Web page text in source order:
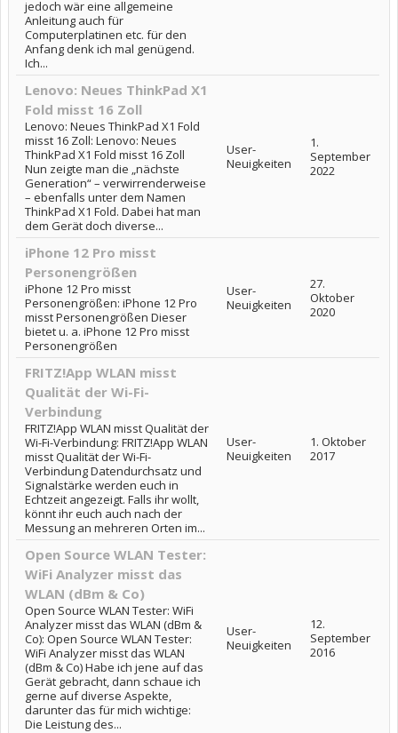
jedoch wär eine allgemeine
Anleitung auch für
Computerplatinen etc. für den
Anfang denk ich mal genügend.
Ich...
Lenovo: Neues ThinkPad X1
Fold misst 16 Zoll
Lenovo: Neues ThinkPad X1 Fold
misst 16 Zoll: Lenovo: Neues
ThinkPad X1 Fold misst 16 Zoll
Nun zeigte man die „nächste
Generation“ – verwirrenderweise
– ebenfalls unter dem Namen
ThinkPad X1 Fold. Dabei hat man
dem Gerät doch diverse...
User-
Neuigkeiten
1.
September
2022
iPhone 12 Pro misst
Personengrößen
iPhone 12 Pro misst
Personengrößen: iPhone 12 Pro
misst Personengrößen Dieser
bietet u. a. iPhone 12 Pro misst
Personengrößen
User-
Neuigkeiten
27.
Oktober
2020
FRITZ!App WLAN misst
Qualität der Wi-Fi-
Verbindung
FRITZ!App WLAN misst Qualität der
Wi-Fi-Verbindung: FRITZ!App WLAN
misst Qualität der Wi-Fi-
Verbindung Datendurchsatz und
Signalstärke werden euch in
Echtzeit angezeigt. Falls ihr wollt,
könnt ihr euch auch nach der
Messung an mehreren Orten im...
User-
Neuigkeiten
1. Oktober
2017
Open Source WLAN Tester:
WiFi Analyzer misst das
WLAN (dBm & Co)
Open Source WLAN Tester: WiFi
Analyzer misst das WLAN (dBm &
Co): Open Source WLAN Tester:
WiFi Analyzer misst das WLAN
(dBm & Co) Habe ich jene auf das
Gerät gebracht, dann schaue ich
gerne auf diverse Aspekte,
darunter das für mich wichtige:
Die Leistung des...
User-
Neuigkeiten
12.
September
2016